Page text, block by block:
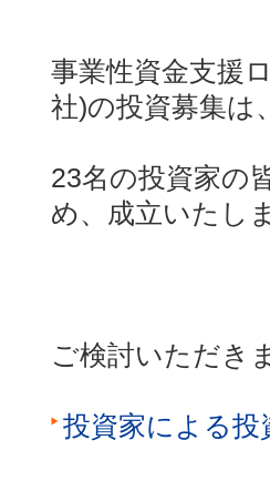
事業性資金支援
社)の投資募集は
23名の投資家の
め、成立いたし
ご検討いただき
投資家による